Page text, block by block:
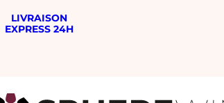
LIVRAISON
EXPRESS 24H